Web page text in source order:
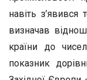
навіть з’явився
визначав
країни до
показник